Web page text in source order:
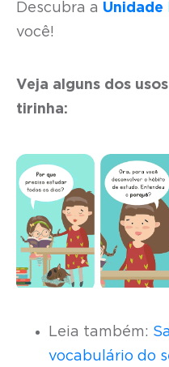
Descubra a Unidade
você!
Veja alguns dos
tirinha:
Leia também:
vocabulário do